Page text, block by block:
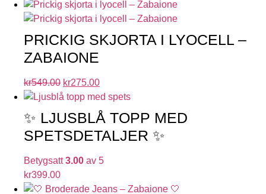
PRICKIG SKJORTA I LYOCELL –
ZABAIONE
kr549.00 kr275.00
✨ LJUSBLÅ TOPP MED
SPETSDETALJER ✨
Betygsatt3.00 av 5
kr399.00